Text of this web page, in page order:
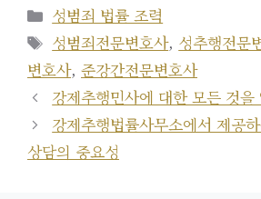
카
테
고
리
성범죄 법률 조력
태
그
성범죄전문변호사, 성추행전문
변호사, 준강간전문변호사
강제추행민사에 대한 모든 것을
강제추행법률사무소에서 제공
상담의 중요성